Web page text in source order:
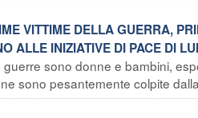
VITTIME DELLA GUERRA,
ALLE INIZIATIVE DI PACE DI
sono donne e bambini,
sono pesantemente colpite